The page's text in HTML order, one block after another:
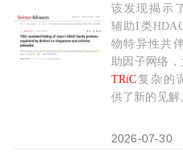
Sci Adv：丛
该发现揭示
辅助I类
物特异性共
助因子网络
TRiC复杂的
供了新的见解
2026-07-30